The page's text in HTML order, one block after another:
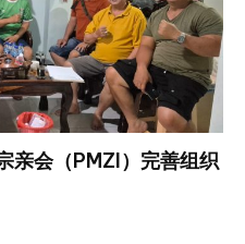
亲会（PMZI）完善组织